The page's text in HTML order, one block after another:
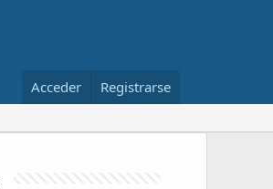
Acceder Registrarse